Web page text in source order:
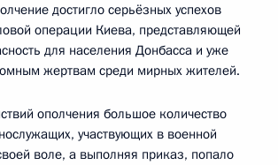
достигло серьёзных успехов
операции Киева, представляющей
для населения Донбасса и уже
жертвам среди мирных жителей.
ополчения большое количество
участвующих в военной
воле, а выполняя приказ, попало